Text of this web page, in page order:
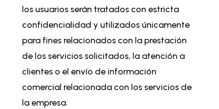
los usuarios serán tratados con estricta
confidencialidad y utilizados únicamente
para fines relacionados con la prestación
de los servicios solicitados, la atención a
clientes o el envío de información
comercial relacionada con los servicios de
la empresa.